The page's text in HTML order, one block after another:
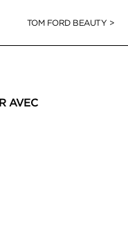
vous à votre compte
TOM FORD BEAUTY >
AVEC